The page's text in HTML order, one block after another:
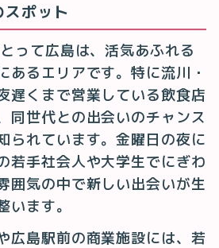
ポット
って広島は、活気あふれる
あるエリアです。特に流川・
遅くまで営業している飲食店
同世代との出会いのチャンス
られています。金曜日の夜に
若手社会人や大学生でにぎわ
囲気の中で新しい出会いが生
います。
広島駅前の商業施設には、若